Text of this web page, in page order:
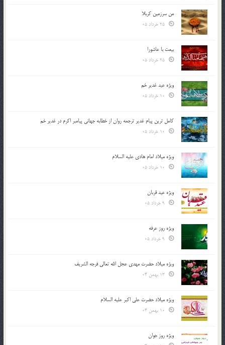
من سرزمین کربلا
بیعت با عاشورا
ویژه عید غدیر خم
کامل ترین پیام غدیر ترجمه روان از خطابه جهانی پیامبر اکرم در غدیر خم
ویژه میلاد امام هادی علیه السلام
ویژه عید قربان
ویژه روز عرفه
ویژه میلاد حضرت مهدی عجل الله تعالی فرجه الشريف
ویژه میلاد حضرت علی اکبر علیه السلام
ویژه روز جوان